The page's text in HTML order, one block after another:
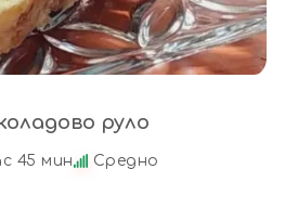
руло
45 мин Средно